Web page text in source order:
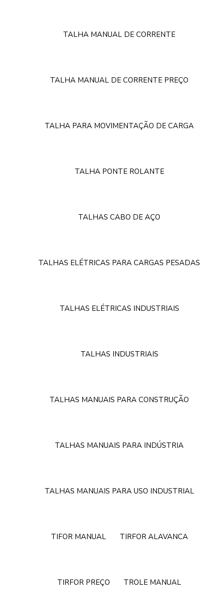
TALHA MANUAL DE CORRENTE
TALHA MANUAL DE CORRENTE PREÇO
TALHA PARA MOVIMENTAÇÃO DE CARGA
TALHA PONTE ROLANTE
TALHAS CABO DE AÇO
TALHAS ELÉTRICAS PARA CARGAS PESADAS
TALHAS ELÉTRICAS INDUSTRIAIS
TALHAS INDUSTRIAIS
TALHAS MANUAIS PARA CONSTRUÇÃO
TALHAS MANUAIS PARA INDÚSTRIA
TALHAS MANUAIS PARA USO INDUSTRIAL
TIFOR MANUAL TIRFOR ALAVANCA
TIRFOR PREÇO TROLE MANUAL